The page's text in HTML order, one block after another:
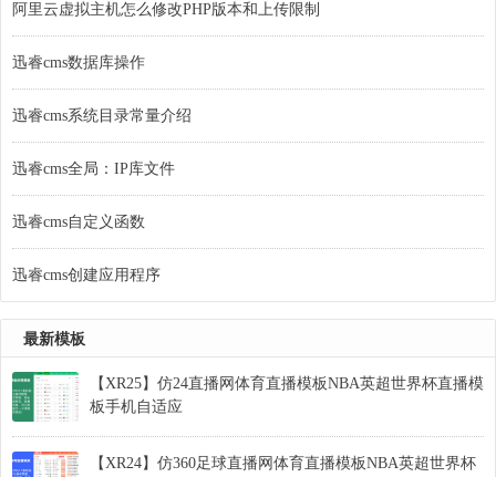
阿里云虚拟主机怎么修改PHP版本和上传限制
迅睿cms数据库操作
迅睿cms系统目录常量介绍
迅睿cms全局：IP库文件
迅睿cms自定义函数
迅睿cms创建应用程序
最新模板
【XR25】仿24直播网体育直播模板NBA英超世界杯直播模
板手机自适应
【XR24】仿360足球直播网体育直播模板NBA英超世界杯